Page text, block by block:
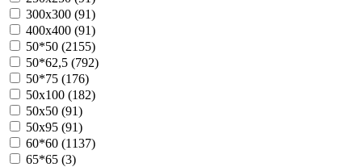
300х300 (91)
400х400 (91)
50*50 (2155)
50*62,5 (792)
50*75 (176)
50х100 (182)
50х50 (91)
50х95 (91)
60*60 (1137)
65*65 (3)